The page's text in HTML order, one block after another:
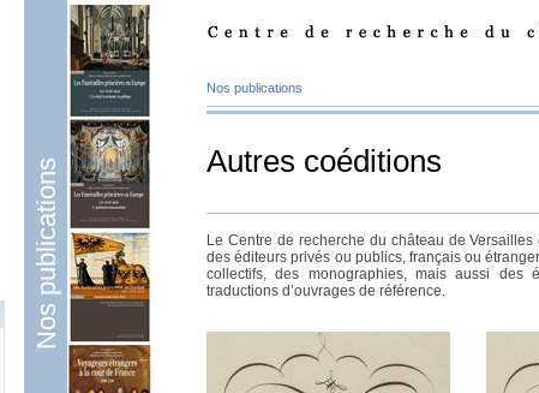
Nos publications
Nos publications
Autres coéditions
Le Centre de recherche du château de
des éditeurs privés ou publics, français ou
collectifs, des monographies, mais aussi des
traductions d’ouvrages de référence.